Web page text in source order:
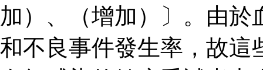
加）、（增加）〕。由
和不良事件發生率，故這